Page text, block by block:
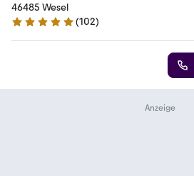
46485 Wesel
4.9 Sterne
(102)